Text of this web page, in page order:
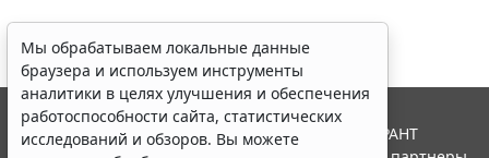
Мы обрабатываем локальные данные
браузера и используем инструменты
аналитики в целях улучшения и обеспечения
работоспособности сайта, статистических
исследований и обзоров. Вы можете
© ООО "НПП "ГАРАНТ-СЕРВИС", 2026. Система ГАРАНТ